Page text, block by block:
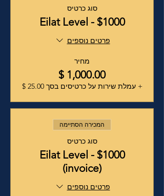
סוג כרטיס
Eilat Level - $1000
פרטים נוספים
מחיר
+ עמלת שירות על כרטיסים בסך ‏25.00 ‏$
המכירה הסתיימה
סוג כרטיס
Eilat Level - $1000
(invoice)
פרטים נוספים